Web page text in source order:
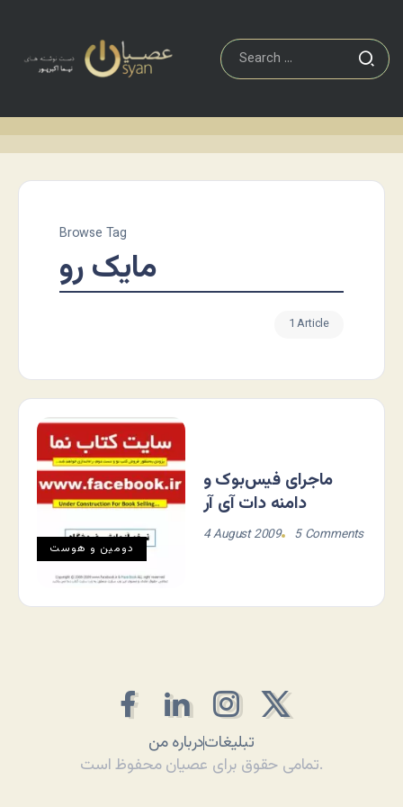
Browse Tag
مایک رو
1 Article
دومين و هوست
ماجرای فیس‌بوک و
دامنه دات آی آر
4 August 2009 5 Comments
درباره منتبلیغات
تمامی حقوق برای عصیان محفوظ است.